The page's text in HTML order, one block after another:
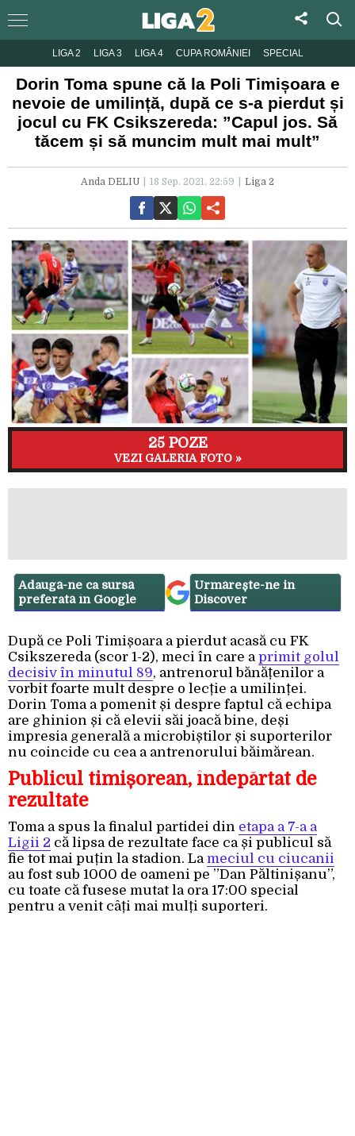
LIGA 2 LIGA 3 LIGA 4 CUPA ROMÂNIEI SPECIAL
Dorin Toma spune că la Poli Timișoara e
nevoie de umilință, după ce s-a pierdut și
jocul cu FK Csikszereda: ”Capul jos. Să
tăcem și să muncim mult mai mult”
Anda DELIU 18 Sep. 2021, 22:59 Liga 2
25 POZE
VEZI GALERIA FOTO »
Adaugă-ne ca sursă
preferată în Google
Urmărește-ne in
Discover
După ce Poli Timișoara a pierdut acasă cu FK
Csikszereda (scor 1-2), meci în care aprimit golul
decisiv în minutul 89, antrenorul bănățenilor a
vorbit foarte mult despre o lecție a umilinței.
Dorin Toma a pomenit și despre faptul că echipa
are ghinion și că elevii săi joacă bine, deși
impresia generală a microbiștilor și suporterilor
nu coincide cu cea a antrenorului băimărean.
Publicul timișorean, îndepărtat de
rezultate
Toma a spus la finalul partidei din etapa a 7-a a
Ligii 2 că lipsa de rezultate face ca și publicul să
fie tot mai puțin la stadion. Lameciul cu ciucanii
au fost sub 1000 de oameni pe ”Dan Păltinișanu”,
cu toate că fusese mutat la ora 17:00 special
pentru a venit câți mai mulți suporteri.